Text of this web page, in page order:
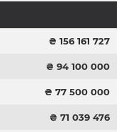
₴ 156 161 727
₴ 94 100 000
₴ 77 500 000
₴ 71 039 476